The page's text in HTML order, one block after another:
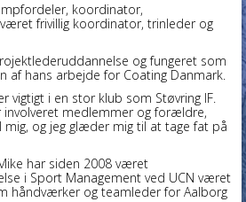
koordinator,
frivillig koordinator, trinleder og
og fungeret som
af hans arbejde for Coating Danmark.
vigtigt i en stor klub som Støvring IF.
involveret medlemmer og forældre,
mig, og jeg glæder mig til at tage fat på
har siden 2008 været
i Sport Management ved UCN været
håndværker og teamleder for Aalborg